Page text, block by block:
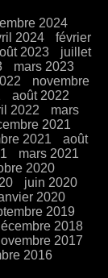
2024
2024
février
2023
juillet
mars 2023
novembre
août 2022
2022
mars
2021
2021
août
mars 2021
2020
juin 2020
2020
2019
2018
2017
2016